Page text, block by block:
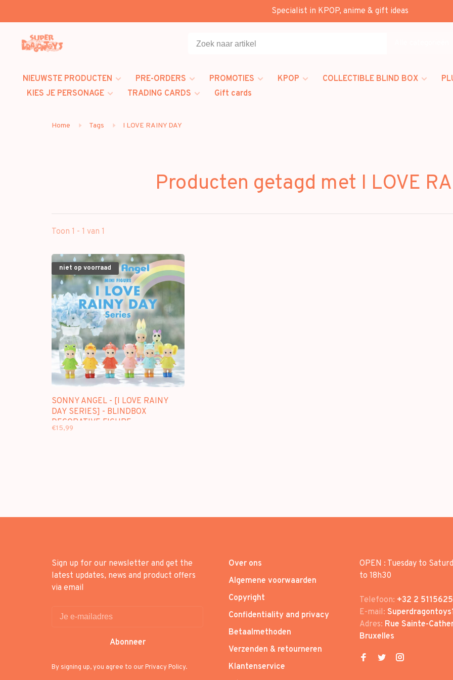
Specialist in KPOP, anime & gift ideas
NIEUWSTE PRODUCTEN PRE-ORDERS PROMOTIES KPOP COLLECTIBLE BLIND BOX
KIES JE PERSONAGE
TRADING CARDS Gift cards
Home Tags I LOVE RAINY DAY
Producten getagd met I LOVE
Toon 1 - 1 van 1
niet op voorraad
SONNY ANGEL - [I LOVE RAINY
DAY SERIES] - BLINDBOX
DECORATIVE FIGURE
€15,99
Sign up for our newsletter and get the
latest updates, news and product offers
via email
Abonneer
By signing up, you agree to our Privacy Policy.
Over ons
Algemene voorwaarden
Copyright
Confidentiality and privacy
Betaalmethoden
Verzenden & retourneren
Klantenservice
OPEN : Tuesday to
to 18h30
Telefoon: +32 2 5115625
E-mail:
Adres: Rue Sainte-
Bruxelles